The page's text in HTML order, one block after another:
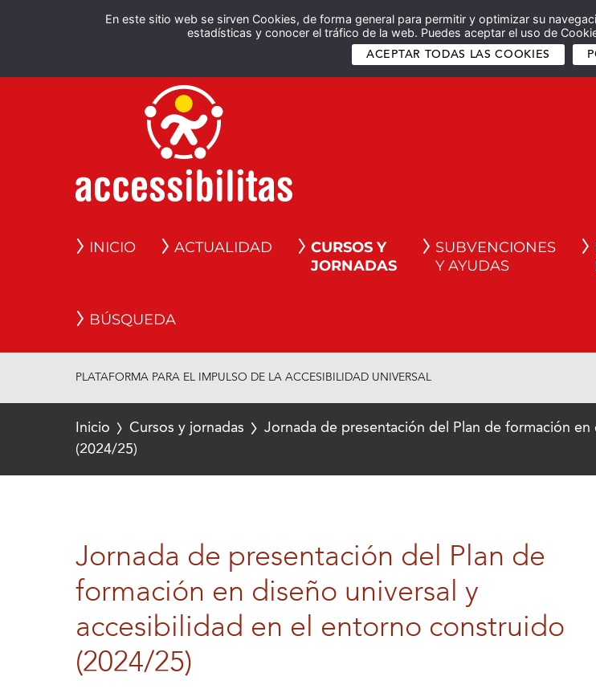
En este sitio web se sirven Cookies, de forma general para permitir y optimizar su
estadísticas y conocer el tráfico de la web. Puedes aceptar el uso de
ACEPTAR TODAS LAS COOKIES
INICIO ACTUALIDAD
CURSOS Y
JORNADAS
SUBVENCIONES
Y AYUDAS
BÚSQUEDA
PLATAFORMA PARA EL IMPULSO DE LA ACCESIBILIDAD UNIVERSAL
Inicio Cursos y jornadas
Jornada de presentación del Plan de formación
(2024/25)
Jornada de presentación del Plan de
formación en diseño universal y
accesibilidad en el entorno construido
(2024/25)